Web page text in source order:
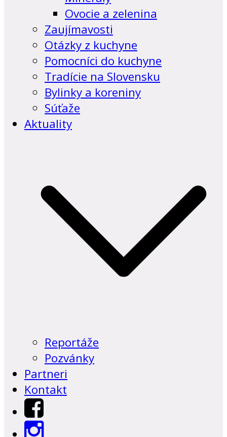
Ovocie a zelenina
Zaujímavosti
Otázky z kuchyne
Pomocníci do kuchyne
Tradície na Slovensku
Bylinky a koreniny
Súťaže
Aktuality
Reportáže
Pozvánky
Partneri
Kontakt